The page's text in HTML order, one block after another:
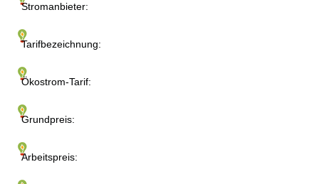
Stromanbieter:
Tarifbezeichnung:
Ökostrom-Tarif:
Grundpreis:
Arbeitspreis: